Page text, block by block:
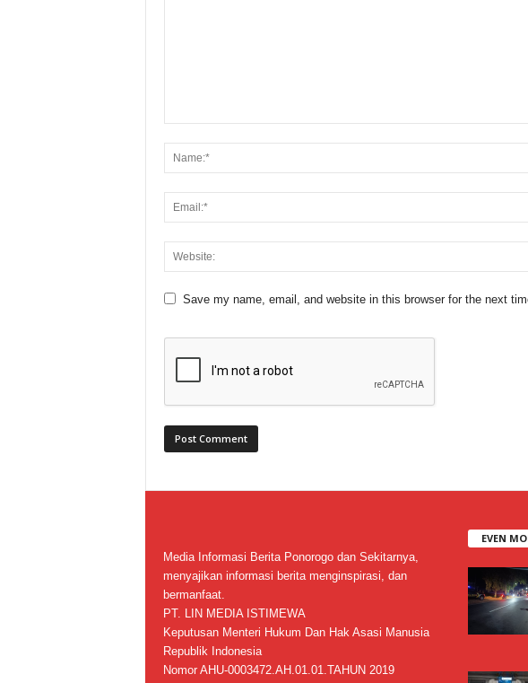
Save my name, email, and website in this browser for the next
Media Informasi Berita Ponorogo dan Sekitarnya,
menyajikan informasi berita menginspirasi, dan
bermanfaat.
PT. LIN MEDIA ISTIMEWA
Keputusan Menteri Hukum Dan Hak Asasi Manusia
Republik Indonesia
Nomor AHU-0003472.AH.01.01.TAHUN 2019
EVEN